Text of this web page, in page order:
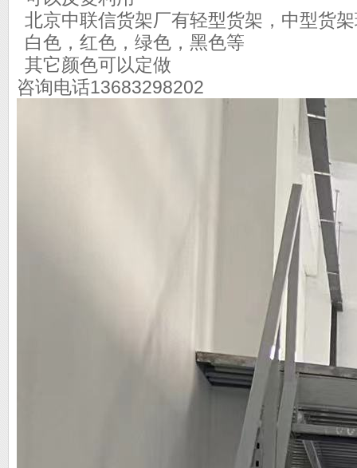
北京中联信货架厂有轻型货架，中型货
白色，红色，绿色，黑色等
其它颜色可以定做
咨询电话13683298202